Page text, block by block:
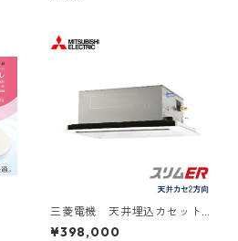
三菱電機 天井埋込カセット
型2方向 2～6馬力
¥398,000